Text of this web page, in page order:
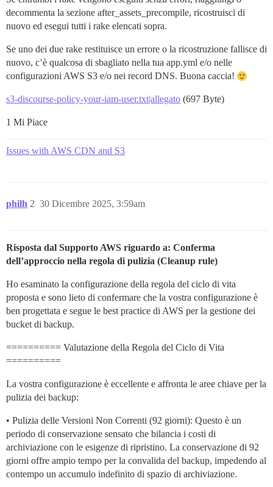
decommenta la sezione after_assets_precompile, ricostruisci di
nuovo ed esegui tutti i rake elencati sopra.
Se uno dei due rake restituisce un errore o la ricostruzione fallisce di
nuovo, c’è qualcosa di sbagliato nella tua app.yml e/o nelle
configurazioni AWS S3 e/o nei record DNS. Buona caccia!
s3-discourse-policy-your-iam-user.txt|allegato (697 Byte)
1 Mi Piace
Issues with AWS CDN and S3
philh 30 Dicembre 2025, 3:59am
2
Risposta dal Supporto AWS riguardo a: Conferma
dell’approccio nella regola di pulizia (Cleanup rule)
Ho esaminato la configurazione della regola del ciclo di vita
proposta e sono lieto di confermare che la vostra configurazione è
ben progettata e segue le best practice di AWS per la gestione dei
bucket di backup.
========== Valutazione della Regola del Ciclo di Vita
==========
La vostra configurazione è eccellente e affronta le aree chiave per la
pulizia dei backup:
• Pulizia delle Versioni Non Correnti (92 giorni): Questo è un
periodo di conservazione sensato che bilancia i costi di
archiviazione con le esigenze di ripristino. La conservazione di 92
giorni offre ampio tempo per la convalida del backup, impedendo al
contempo un accumulo indefinito di spazio di archiviazione.